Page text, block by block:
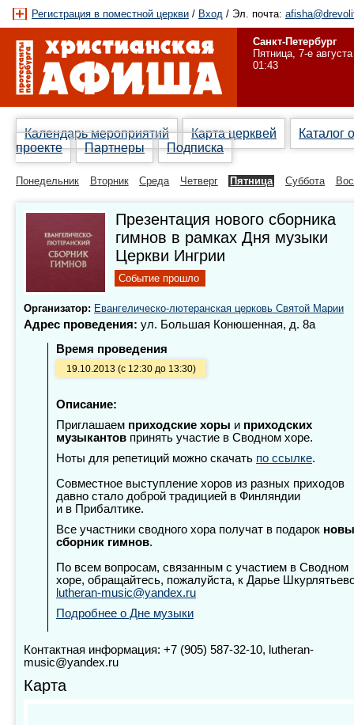
Регистрация в поместной церкви / Вход / Эл. почта:
Санкт-Петербург
Пятница, 7-е августа
01:43
Календарь мероприятий Карта церквей
Каталог
проекте
Партнеры Подписка
Понедельник Вторник Среда Четверг Пятница Суббота
Презентация нового сборника
гимнов в рамках Дня музыки
Церкви Ингрии
Событие прошло
Организатор: Евангелическо-лютеранская церковь Святой Марии
Адрес проведения: ул. Большая Конюшенная, д. 8а
Время проведения
19.10.2013 (с 12:30 до 13:30)
Описание:
Приглашаем приходские хоры и приходских
музыкантов принять участие в Сводном хоре.
Ноты для репетиций можно скачать по ссылке.
Совместное выступление хоров из разных приходов
давно стало доброй традицией в Финляндии
и в Прибалтике.
Все участники сводного хора получат в подарок
сборник гимнов.
По всем вопросам, связанным с участием в Сводном
хоре, обращайтесь, пожалуйста, к Дарье
lutheran-music@yandex.ru
Подробнее о Дне музыки
Контактная информация: +7 (905) 587-32-10, lutheran-
music@yandex.ru
Карта